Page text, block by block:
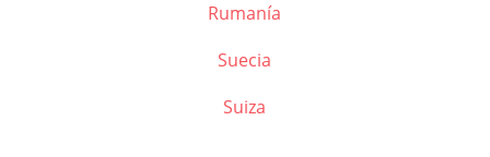
Rumanía
Suecia
Suiza